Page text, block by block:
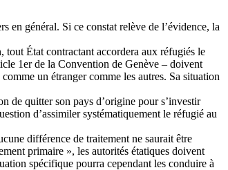
en général. Si ce constat relève de l’évidence, la
État contractant accordera aux réfugiés le
1er de la Convention de Genève – doivent
un étranger comme les autres. Sa situation
de quitter son pays d’origine pour s’investir
d’assimiler systématiquement le réfugié au
différence de traitement ne saurait être
primaire », les autorités étatiques doivent
spécifique pourra cependant les conduire à